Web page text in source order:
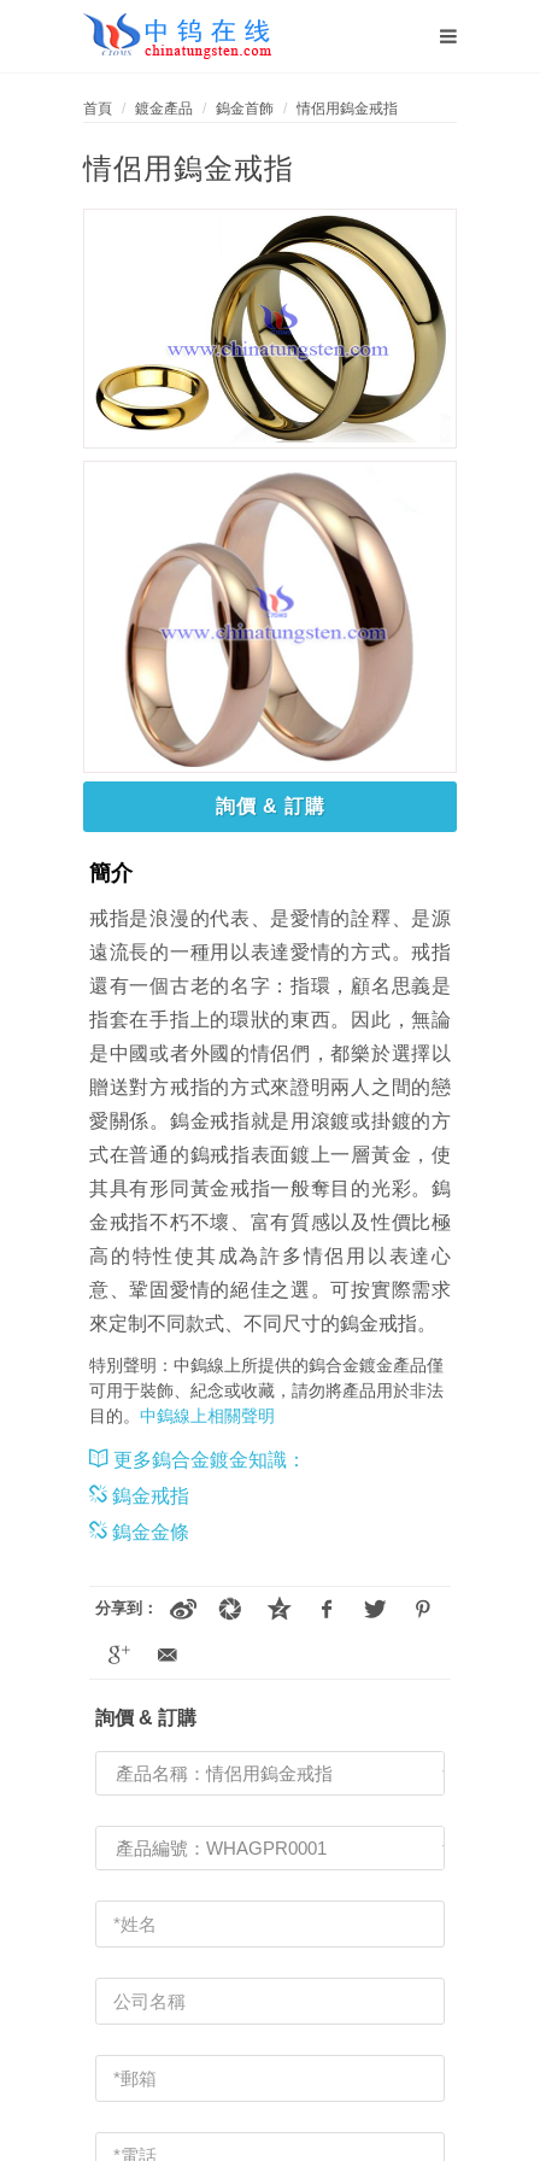
首頁 鍍金產品 鎢金首飾 情侶用鎢金戒指
情侶用鎢金戒指
詢價 & 訂購
簡介
戒指是浪漫的代表、是愛情的詮釋、是源
遠流長的一種用以表達愛情的方式。戒指
還有一個古老的名字：指環，顧名思義是
指套在手指上的環狀的東西。因此，無論
是中國或者外國的情侶們，都樂於選擇以
贈送對方戒指的方式來證明兩人之間的戀
愛關係。鎢金戒指就是用滾鍍或掛鍍的方
式在普通的鎢戒指表面鍍上一層黃金，使
其具有形同黃金戒指一般奪目的光彩。鎢
金戒指不朽不壞、富有質感以及性價比極
高的特性使其成為許多情侶用以表達心
意、鞏固愛情的絕佳之選。可按實際需求
來定制不同款式、不同尺寸的鎢金戒指。
特別聲明：中鎢線上所提供的鎢合金鍍金產品僅
可用于裝飾、紀念或收藏，請勿將產品用於非法
目的。 中鎢線上相關聲明
更多鎢合金鍍金知識：
鎢金戒指
鎢金金條
分享到：
詢價 & 訂購